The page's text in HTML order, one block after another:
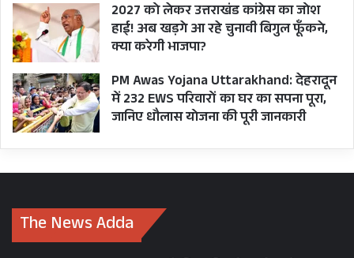
2027 को लेकर उत्तराखंड कांग्रेस का जोश
हाई! अब खड़गे आ रहे चुनावी बिगुल फूँकने,
क्या करेगी भाजपा?
PM Awas Yojana Uttarakhand: देहरादून
में 232 EWS परिवारों का घर का सपना पूरा,
जानिए धौलास योजना की पूरी जानकारी
The News Adda